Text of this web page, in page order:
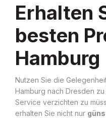
Erhalten
besten
Hamburg
Nutzen Sie die
Hamburg nach Dresden
Service verzichten zu
erhalten Sie nicht nur